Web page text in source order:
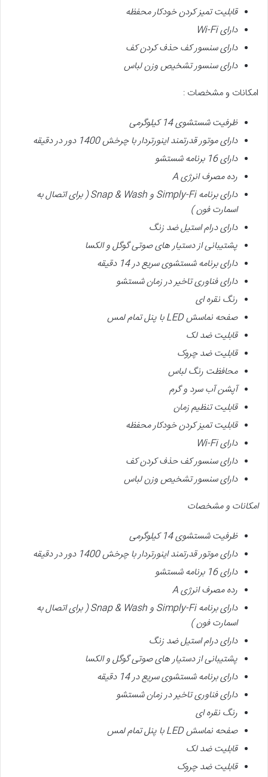
قابلیت تمیز کردن خودکار محفظه
دارایWi-Fi
دارایسنسور کف حذف کردن کف
دارایسنسور تشخیص وزن لباس
امکانات و مشخصات :
ظرفیت شستشوی 14 کیلوگرمی
دارای موتور قدرتمند اینورترداربا چرخش 1400 دور در دقیقه
دارای 16 برنامه شستشو
رده مصرف انرژی
دارای برنامهSimply-Fi وSnap & Wash (
برای اتصال به
اسمارت فون)
دارای درام استیل ضد زنگ
پشتیبانی ازدستیار های صوتی گوگل و الکسا
دارای برنامه شستشوی سریع در 14 دقیقه
دارای فناوری تاخیر در زمان شستشو
رنگ نقره ای
صفحه نماسشLED
با پنل تمام لمس
قابلیت ضد لک
قابلیت ضد چروک
محافظت رنگ لباس
آپشن آب سرد و گرم
قابلیت تنظیم زمان
قابلیت تمیز کردن خودکار محفظه
دارایWi-Fi
دارایسنسور کف حذف کردن کف
دارایسنسور تشخیص وزن لباس
امکانات و مشخصات
ظرفیت شستشوی 14 کیلوگرمی
دارای موتور قدرتمند اینورترداربا چرخش 1400 دور در دقیقه
دارای 16 برنامه شستشو
رده مصرف انرژی
دارای برنامهSimply-Fi وSnap & Wash (
برای اتصال به
اسمارت فون)
دارای درام استیل ضد زنگ
پشتیبانی ازدستیار های صوتی گوگل و الکسا
دارای برنامه شستشوی سریع در 14 دقیقه
دارای فناوری تاخیر در زمان شستشو
رنگ نقره ای
صفحه نماسشLED
با پنل تمام لمس
قابلیت ضد لک
قابلیت ضد چروک